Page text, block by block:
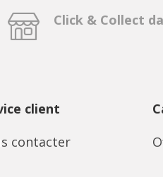
Click & Collect
client
contacter